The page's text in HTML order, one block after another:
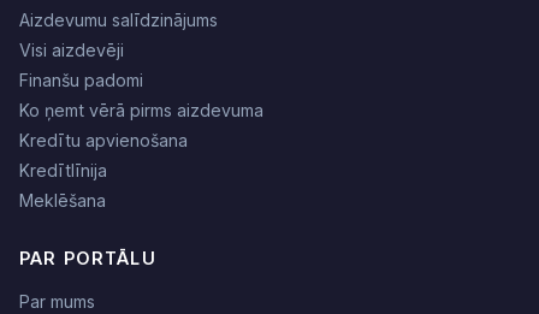
Aizdevumu salīdzinājums
Visi aizdevēji
Finanšu padomi
Ko ņemt vērā pirms aizdevuma
Kredītu apvienošana
Kredītlīnija
Meklēšana
PAR PORTĀLU
Par mums